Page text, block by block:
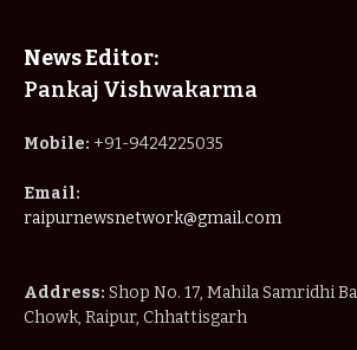
News Editor:
Pankaj Vishwakarma
Mobile: +91-9424225035
Email:
raipurnewsnetwork@gmail.com
Address: Shop No. 17, Mahila Samridhi
Chowk, Raipur, Chhattisgarh